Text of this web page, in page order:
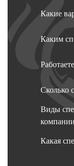
Какие
Каким
Сколько
Виды
Какая